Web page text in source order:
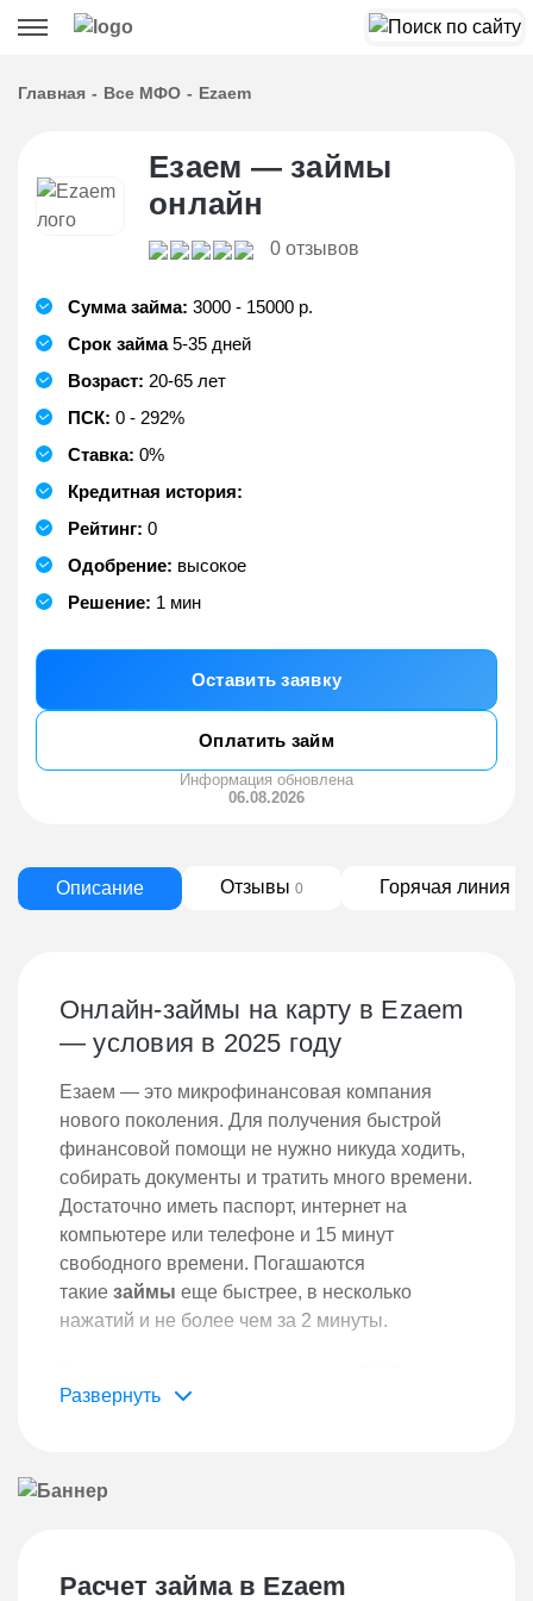
Главная Все МФО Ezaem
Езаем — займы
онлайн
0 отзывов
Сумма займа: 3000 - 15000 р.
Срок займа5-35 дней
Возраст: 20-65 лет
ПСК: 0 - 292%
Ставка: 0%
Кредитная история:
Рейтинг: 0
Одобрение: высокое
Решение: 1 мин
Оставить заявку
Оплатить займ
Информация обновлена
06.08.2026
Описание Отзывы 0 Горячая линия
Онлайн-займы на карту в Ezaem
— условия в 2025 году
Езаем — это микрофинансовая компания
нового поколения. Для получения быстрой
финансовой помощи не нужно никуда ходить,
собирать документы и тратить много времени.
Достаточно иметь паспорт, интернет на
компьютере или телефоне и 15 минут
свободного времени. Погашаются
такие займы еще быстрее, в несколько
нажатий и не более чем за 2 минуты.
имеет филиалы в 5 странах мира (Казахстане,
клиентов с помощью максимально быстрого
услуг.
Расчет займа в Ezaem